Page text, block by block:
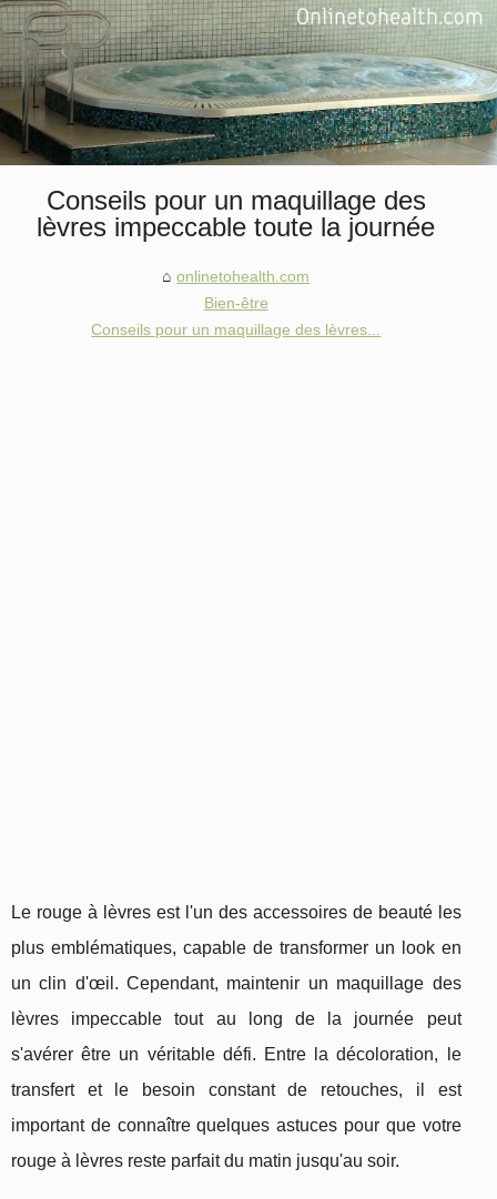
Conseils pour un maquillage des
lèvres impeccable toute la journée
onlinetohealth.com
Bien-être
Conseils pour un maquillage des lèvres...
Le rouge à lèvres est l'un des accessoires de beauté les
plus emblématiques, capable de transformer un look en
un clin d'œil. Cependant, maintenir un maquillage des
lèvres impeccable tout au long de la journée peut
s'avérer être un véritable défi. Entre la décoloration, le
transfert et le besoin constant de retouches, il est
important de connaître quelques astuces pour que votre
rouge à lèvres reste parfait du matin jusqu'au soir.